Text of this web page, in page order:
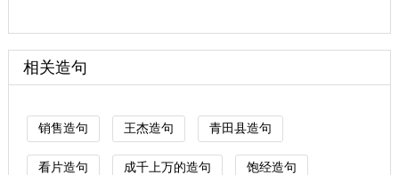
相关造句
销售造句 王杰造句 青田县造句
看片造句 成千上万的造句 饱经造句